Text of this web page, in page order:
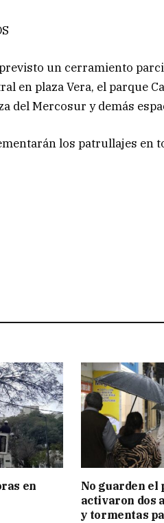
un cerramiento
en plaza Vera, el parque
del Mercosur y demás
los patrullajes en
en
No guarden el
activaron dos
y tormentas